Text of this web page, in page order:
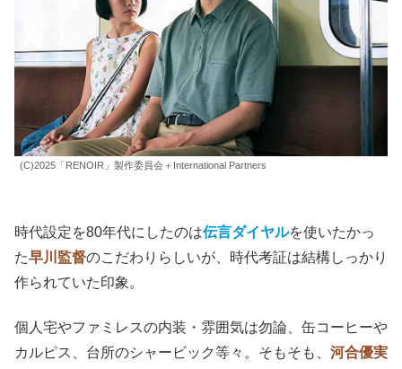
(C)2025「RENOIR」製作委員会＋International Partners
時代設定を80年代にしたのは伝言ダイヤルを使いたかっ
た早川監督のこだわりらしいが、時代考証は結構しっかり
作られていた印象。
個人宅やファミレスの内装・雰囲気は勿論、缶コーヒーや
カルピス、台所のシャービック等々。そもそも、 河合優実